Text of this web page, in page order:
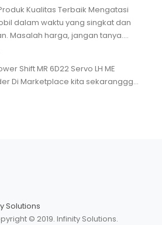
Kualitas Terbaik Mengatasi
dalam waktu yang singkat dan
Masalah harga, jangan tanya....
Shift MR 6D22 Servo LH ME
Di Marketplace kita sekaranggg...
Solutions
© 2019. Infinity Solutions.